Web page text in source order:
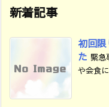
新着記事
初回
た 緊急
や会食